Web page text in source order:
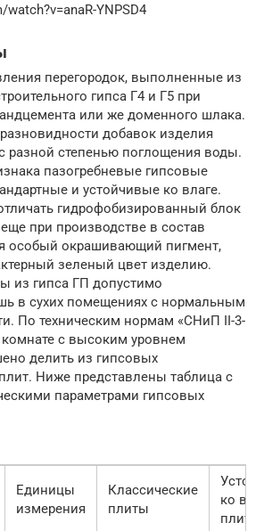
YNPSD4
перегородок, выполненные из
гипса Г4 и Г5 при
или же доменного шлака.
добавок изделия
разной степенью поглощения воды.
пазогребневые гипсовые
и устойчивые ко влаге.
гидрофобизированный блок
при производстве в состав
особый окрашивающий пигмент,
зеленый цвет изделию.
из гипса ГП допустимо
в сухих помещениях с нормальным
По техническим нормам «СНиП II-3-
комнате с высоким уровнем
делить из гипсовых
Ниже представлены таблица с
параметрами гипсовых
Единицы
измерения
Классические
плиты
ко
плиты